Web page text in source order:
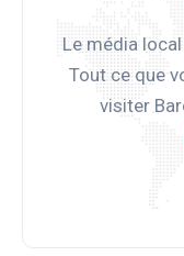
Le média
Tout ce que
visiter